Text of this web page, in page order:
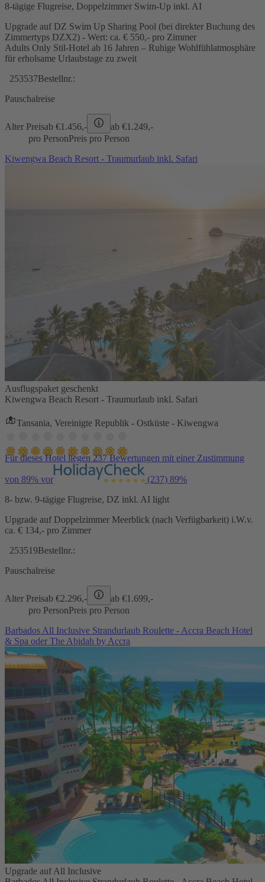
8-tägige Flugreise, Doppelzimmer Swim-Up inkl. AI
Upgrade auf DZ Swim Up Sharing Pool (bei direkter Buchung des
Zimmertyps DZX2) - Wert: ca. € 550,- pro Zimmer
Adults Only Stil-Hotel ab 16 Jahren – Ruhige Wohlfühlatmosphäre
für erholsame Urlaubstage zu zweit
253537Bestellnr.:
Pauschalreise
Alter Preisab €1.456,- ab €1.249,-
pro PersonPreis pro Person
Kiwengwa Beach Resort - Traumurlaub inkl. Safari
Ausflugspaket geschenkt
Kiwengwa Beach Resort - Traumurlaub inkl. Safari
Tansania, Vereinigte Republik - Ostküste - Kiwengwa
Für dieses Hotel liegen 237 Bewertungen mit einer Zustimmung
von 89% vor (237) 89%
8- bzw. 9-tägige Flugreise, DZ inkl. AI light
Upgrade auf Doppelzimmer Meerblick (nach Verfügbarkeit) i.W.v.
ca. € 134,- pro Zimmer
253519Bestellnr.:
Pauschalreise
Alter Preisab €2.296,- ab €1.699,-
pro PersonPreis pro Person
Barbados All Inclusive Strandurlaub Roulette - Accra Beach Hotel
& Spa oder The Abidah by Accra
Upgrade auf All Inclusive